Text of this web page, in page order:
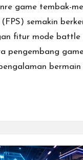
game tembak-
semakin
fitur mode battle
pengembang
bermain